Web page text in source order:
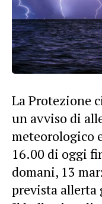
La Protezione
un avviso di
meteorologico
16.00 di oggi
domani, 13
prevista allerta